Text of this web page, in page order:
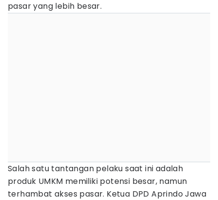
pasar yang lebih besar.
Salah satu tantangan pelaku saat ini adalah
produk UMKM memiliki potensi besar, namun
terhambat akses pasar. Ketua DPD Aprindo Jawa